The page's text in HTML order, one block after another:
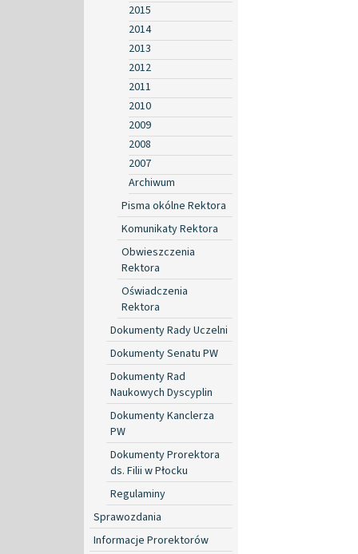
2015
2014
2013
2012
2011
2010
2009
2008
2007
Archiwum
Pisma okólne Rektora
Komunikaty Rektora
Obwieszczenia
Rektora
Oświadczenia
Rektora
Dokumenty Rady Uczelni
Dokumenty Senatu PW
Dokumenty Rad
Naukowych Dyscyplin
Dokumenty Kanclerza
PW
Dokumenty Prorektora
ds. Filii w Płocku
Regulaminy
Sprawozdania
Informacje Prorektorów